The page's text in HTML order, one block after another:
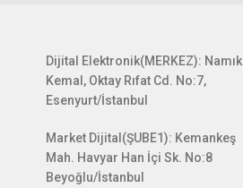
Dijital Elektronik(MERKEZ): Namık
Kemal, Oktay Rıfat Cd. No:7,
Esenyurt/İstanbul
Market Dijital(ŞUBE1): Kemankeş
Mah. Havyar Han İçi Sk. No:8
Beyoğlu/İstanbul